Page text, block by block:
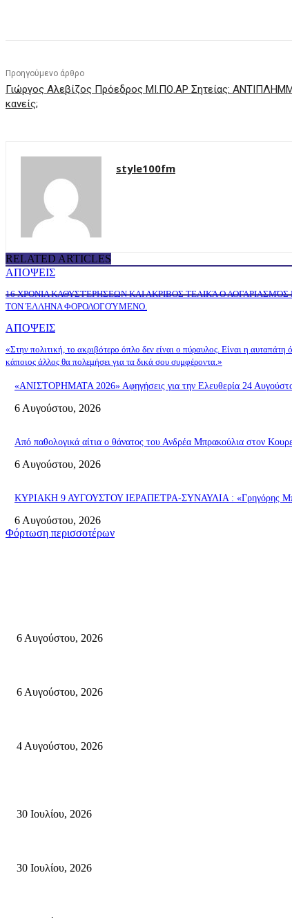
Προηγούμενο άρθρο
Γιώργος Αλεβίζος Πρόεδρος ΜΙ.ΠΟ.ΑΡ Σητείας:
κανείς;
style100fm
RELATED ARTICLES
ΑΠΟΨΕΙΣ
16 ΧΡΟΝΙΑ ΚΑΘΥΣΤΈΡΗΣΕΩΝ ΚΑΙ ΑΚΡΙΒΟΣ ΤΕΛΙΚΆ Ο ΛΟΓΑΡΙΑΣΜΌΣ
ΤΟΝ ΈΛΛΗΝΑ ΦΟΡΟΛΟΓΟΎΜΕΝΟ.
ΑΠΟΨΕΙΣ
«Στην πολιτική, το ακριβότερο όπλο δεν είναι ο πύραυλος. Είναι η αυταπάτη
κάποιος άλλος θα πολεμήσει για τα δικά σου συμφέροντα.»
«ΑΝΙΣΤΟΡΗΜΑΤΑ 2026» Αφηγήσεις για την Ελευθερία 24
6 Αυγούστου, 2026
Από παθολογικά αίτια ο θάνατος του Ανδρέα Μπρακούλια στον
6 Αυγούστου, 2026
ΚΥΡΙΑΚΗ 9 ΑΥΓΟΥΣΤΟΥ ΙΕΡΑΠΕΤΡΑ-ΣΥΝΑΥΛΙΑ : «Γρηγόρης
6 Αυγούστου, 2026
Φόρτωση περισσοτέρων
6 Αυγούστου, 2026
6 Αυγούστου, 2026
4 Αυγούστου, 2026
30 Ιουλίου, 2026
30 Ιουλίου, 2026